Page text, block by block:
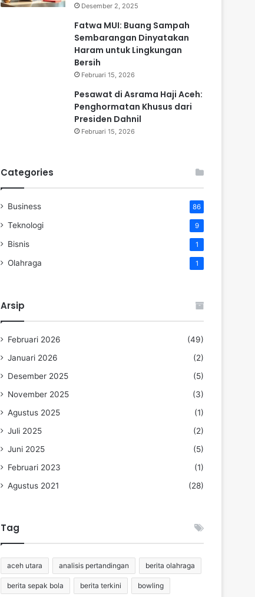
Desember 2, 2025
Fatwa MUI: Buang Sampah
Sembarangan Dinyatakan
Haram untuk Lingkungan
Bersih
Februari 15, 2026
Pesawat di Asrama Haji Aceh:
Penghormatan Khusus dari
Presiden Dahnil
Februari 15, 2026
Categories
Business 86
Teknologi 9
Bisnis 1
Olahraga 1
Arsip
Februari 2026
(49)
Januari 2026
(2)
Desember 2025
(5)
November 2025
(3)
Agustus 2025
(1)
Juli 2025
(2)
Juni 2025
(5)
Februari 2023
(1)
Agustus 2021
(28)
Tag
aceh utara analisis pertandingan berita olahraga
berita sepak bola berita terkini bowling